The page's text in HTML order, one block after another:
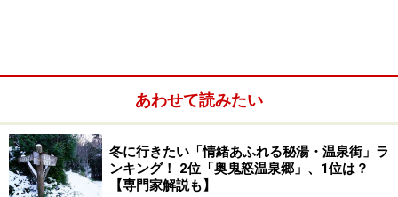
あわせて読みたい
冬に行きたい「情緒あふれる秘湯・温泉街」ラ
ンキング！ 2位「奥鬼怒温泉郷」、1位は？
【専門家解説も】